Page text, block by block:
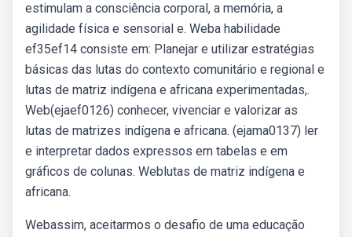
estimulam a consciência corporal, a memória, a
agilidade física e sensorial e. Weba habilidade
ef35ef14 consiste em: Planejar e utilizar estratégias
básicas das lutas do contexto comunitário e regional e
lutas de matriz indígena e africana experimentadas,.
Web(ejaef0126) conhecer, vivenciar e valorizar as
lutas de matrizes indígena e africana. (ejama0137) ler
e interpretar dados expressos em tabelas e em
gráficos de colunas. Weblutas de matriz indígena e
africana.
Webassim, aceitarmos o desafio de uma educação